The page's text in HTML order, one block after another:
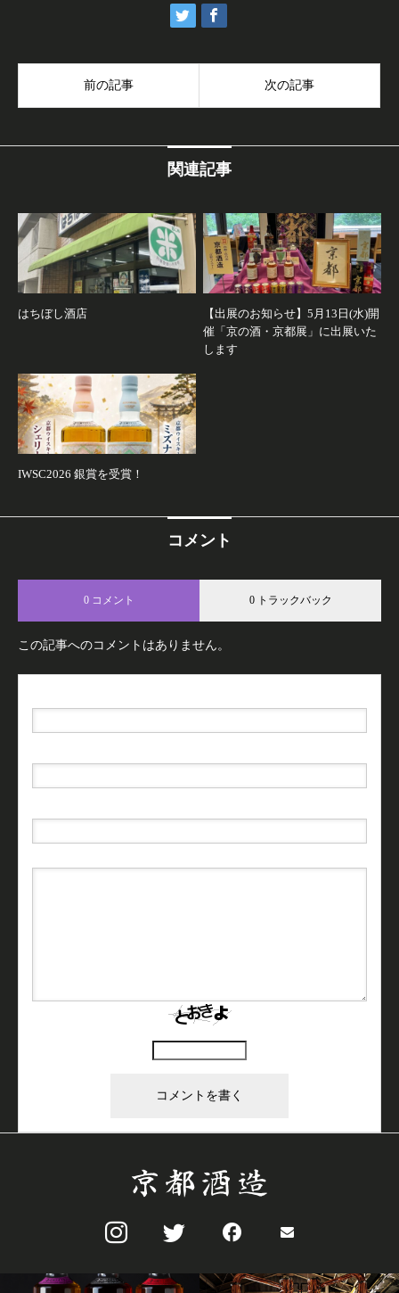
前の記事 次の記事
関連記事
はちぼし酒店
【出展のお知らせ】5月13日(水)開
催「京の酒・京都展」に出展いた
します
IWSC2026 銀賞を受賞！
コメント
0 コメント 0 トラックバック
この記事へのコメントはありません。